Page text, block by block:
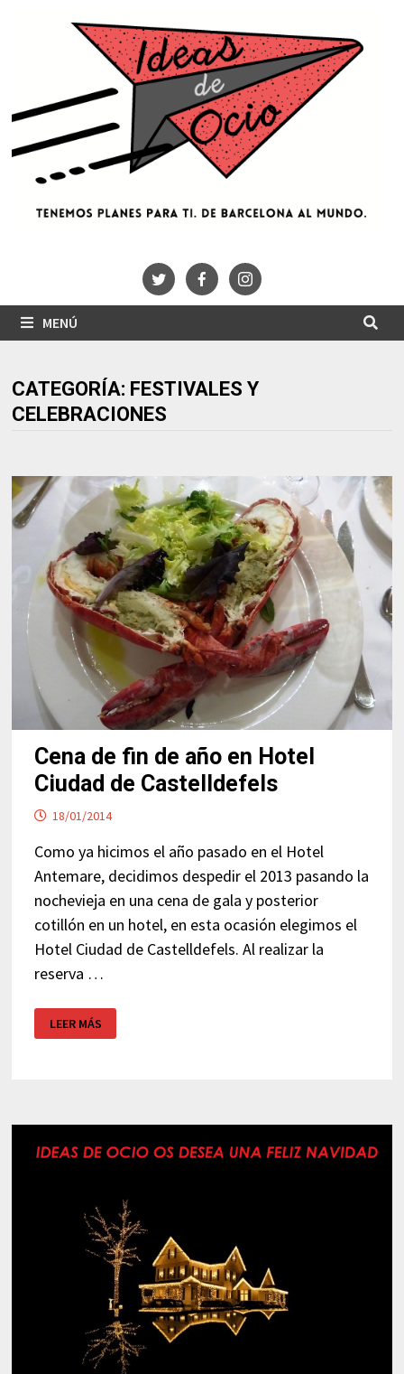
MENÚ
CATEGORÍA: FESTIVALES Y
CELEBRACIONES
Cena de fin de año en Hotel
Ciudad de Castelldefels
18/01/2014
Como ya hicimos el año pasado en el Hotel
Antemare, decidimos despedir el 2013 pasando la
nochevieja en una cena de gala y posterior
cotillón en un hotel, en esta ocasión elegimos el
Hotel Ciudad de Castelldefels. Al realizar la
reserva …
DE
FIN
CASTELLDEFELS
LEER MÁS